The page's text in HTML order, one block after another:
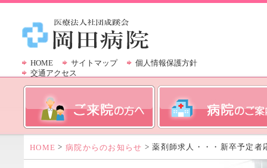
HOME サイトマップ
個人情報保護方針
交通アクセス
HOME > 病院からのお知らせ > 薬剤師求人・・・新卒予定者